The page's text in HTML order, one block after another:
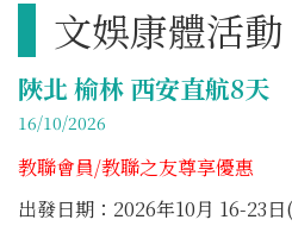
文娛康體活動
陜北 榆林 西安直航8天
16/10/2026
教聯會員/教聯之友尊享優惠
出發日期：2026年10月 16-23